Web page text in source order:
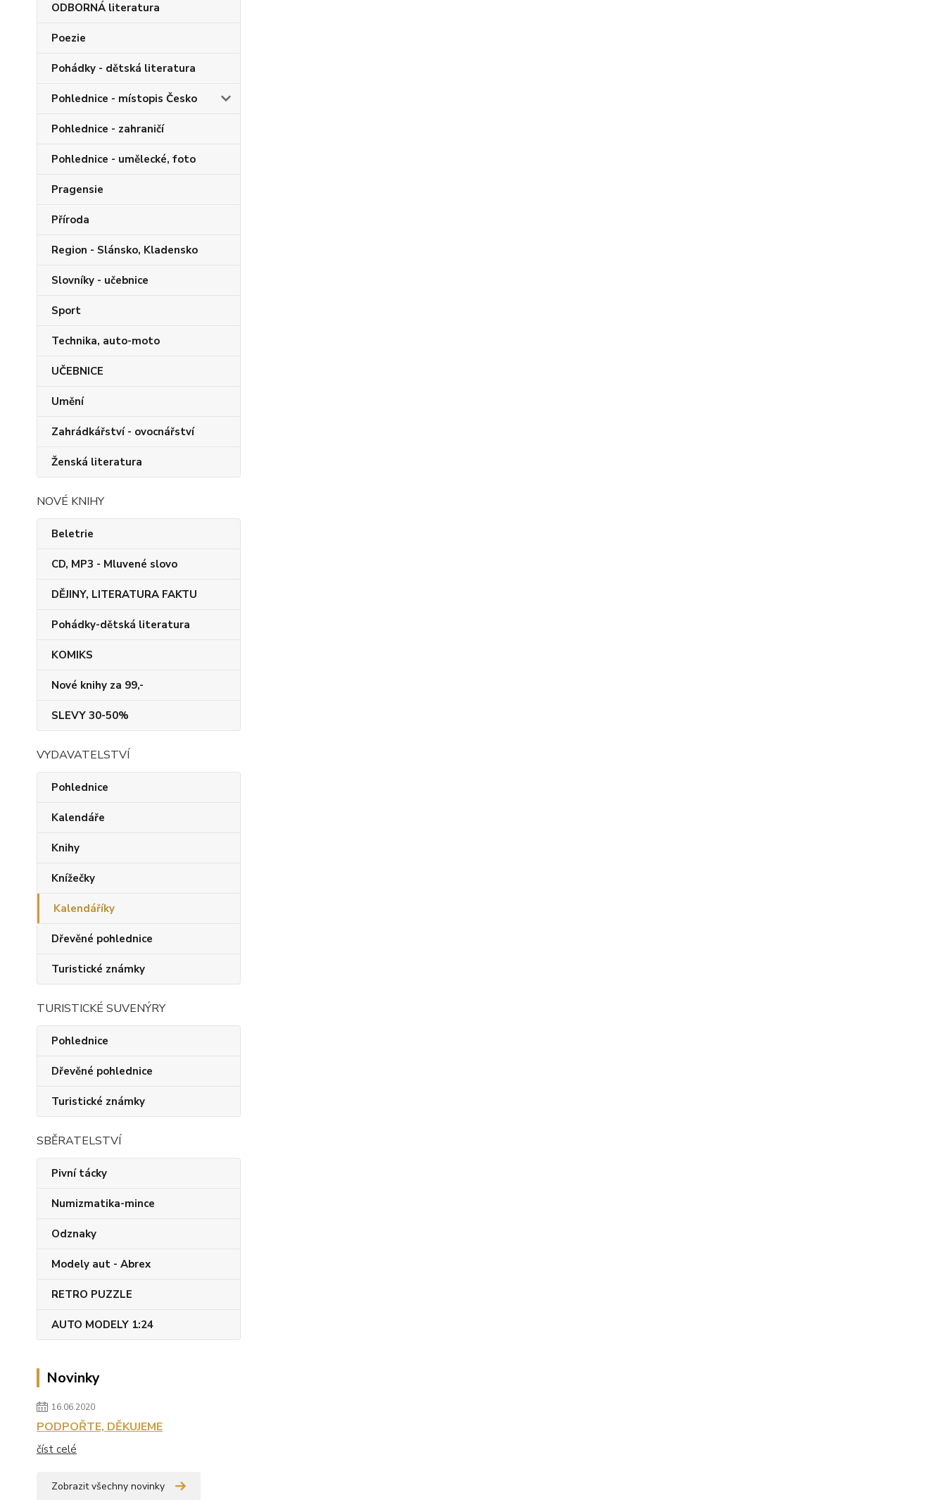
ODBORNÁ literatura
Poezie
Pohádky - dětská literatura
Pohlednice - místopis Česko
Pohlednice - zahraničí
Pohlednice - umělecké, foto
Pragensie
Příroda
Region - Slánsko, Kladensko
Slovníky - učebnice
Sport
Technika, auto-moto
UČEBNICE
Umění
Zahrádkářství - ovocnářství
Ženská literatura
NOVÉ KNIHY
Beletrie
CD, MP3 - Mluvené slovo
DĚJINY, LITERATURA FAKTU
Pohádky-dětská literatura
KOMIKS
Nové knihy za 99,-
SLEVY 30-50%
VYDAVATELSTVÍ
Pohlednice
Kalendáře
Knihy
Knížečky
Kalendáříky
Dřevěné pohlednice
Turistické známky
TURISTICKÉ SUVENÝRY
Pohlednice
Dřevěné pohlednice
Turistické známky
SBĚRATELSTVÍ
Pivní tácky
Numizmatika-mince
Odznaky
Modely aut - Abrex
RETRO PUZZLE
AUTO MODELY 1:24
Novinky
16.06.2020
PODPOŘTE, DĚKUJEME
číst celé
Zobrazit všechny novinky